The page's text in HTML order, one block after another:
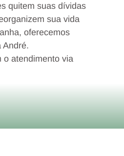
quitem suas dívidas
sua vida
oferecemos
André.
o atendimento via